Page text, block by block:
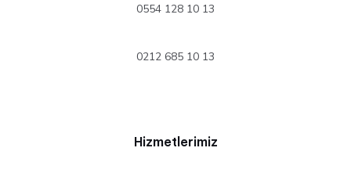
0554 128 10 13
0212 685 10 13
Hizmetlerimiz